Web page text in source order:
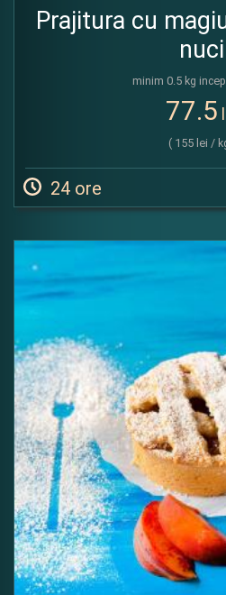
Prajitura cu
nuci
minim 0.5 kg
77.5
( 155 lei /
24 ore